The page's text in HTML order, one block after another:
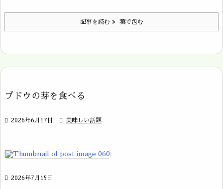
記事を読む 葉で包む
ブドウの芽を食べる
 2026年6月17日  美味しい話題
 2026年7月15日